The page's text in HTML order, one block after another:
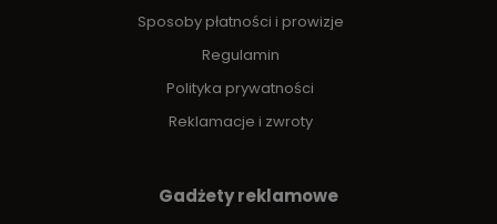
Sposoby płatności i prowizje
Regulamin
Polityka prywatności
Reklamacje i zwroty
Gadżety reklamowe